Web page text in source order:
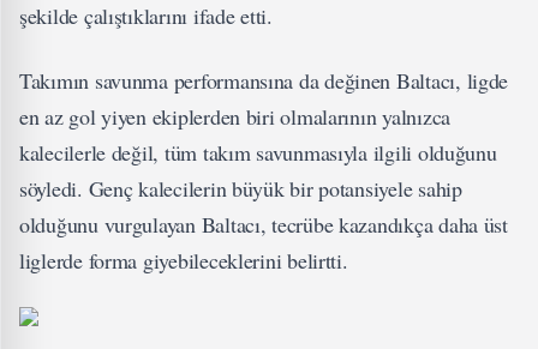
şekilde çalıştıklarını ifade etti.
Takımın savunma performansına da değinen Baltacı, ligde
en az gol yiyen ekiplerden biri olmalarının yalnızca
kalecilerle değil, tüm takım savunmasıyla ilgili olduğunu
söyledi. Genç kalecilerin büyük bir potansiyele sahip
olduğunu vurgulayan Baltacı, tecrübe kazandıkça daha üst
liglerde forma giyebileceklerini belirtti.